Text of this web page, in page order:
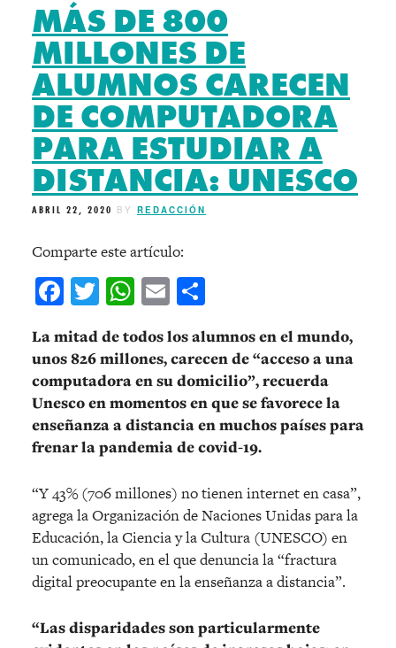
MÁS DE 800
MILLONES DE
ALUMNOS CARECEN
DE COMPUTADORA
PARA ESTUDIAR A
DISTANCIA: UNESCO
ABRIL 22, 2020 BY REDACCIÓN
Comparte este artículo:
Facebook
Twitter
WhatsApp
Email
La mitad de todos los alumnos en el mundo,
unos 826 millones, carecen de “acceso a una
computadora en su domicilio”, recuerda
Unesco en momentos en que se favorece la
enseñanza a distancia en muchos países para
frenar la pandemia de covid-19.
“Y 43% (706 millones) no tienen internet en casa”,
agrega la Organización de Naciones Unidas para la
Educación, la Ciencia y la Cultura (UNESCO) en
un comunicado, en el que denuncia la “fractura
digital preocupante en la enseñanza a distancia”.
“Las disparidades son particularmente